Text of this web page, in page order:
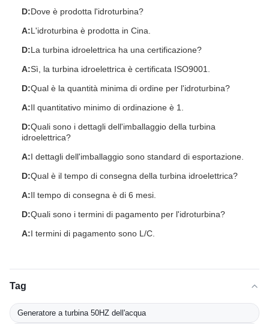
D:Dove è prodotta l'idroturbina?
A:L'idroturbina è prodotta in Cina.
D:La turbina idroelettrica ha una certificazione?
A:Sì, la turbina idroelettrica è certificata ISO9001.
D:Qual è la quantità minima di ordine per l'idroturbina?
A:Il quantitativo minimo di ordinazione è 1.
D:Quali sono i dettagli dell'imballaggio della turbina
idroelettrica?
A:I dettagli dell'imballaggio sono standard di esportazione.
D:Qual è il tempo di consegna della turbina idroelettrica?
A:Il tempo di consegna è di 6 mesi.
D:Quali sono i termini di pagamento per l'idroturbina?
A:I termini di pagamento sono L/C.
Tag
Generatore a turbina 50HZ dell'acqua